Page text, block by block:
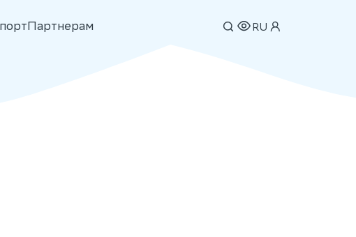
Партнерам RU